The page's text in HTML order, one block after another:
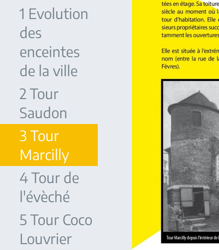
1 Evolution
des
enceintes
de la ville
2 Tour
Saudon
3 Tour
Marcilly
4 Tour de
l'évèché
5 Tour Coco
Louvrier